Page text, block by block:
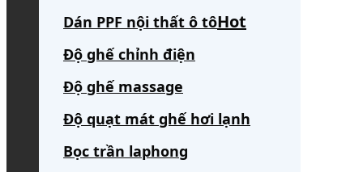
Dán PPF nội thất ô tô
Độ ghế chỉnh điện
Độ ghế massage
Độ quạt mát ghế hơi lạnh
Bọc trần laphong